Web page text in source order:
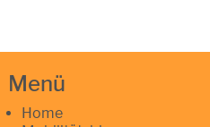
Menü
Home